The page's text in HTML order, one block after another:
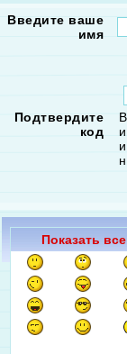
Введите ваше
имя
Подтвердите
код
Показать все